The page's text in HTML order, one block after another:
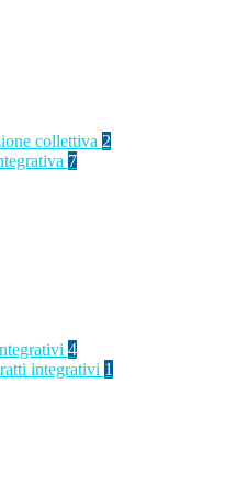
collettiva 2
7
4
integrativi 1